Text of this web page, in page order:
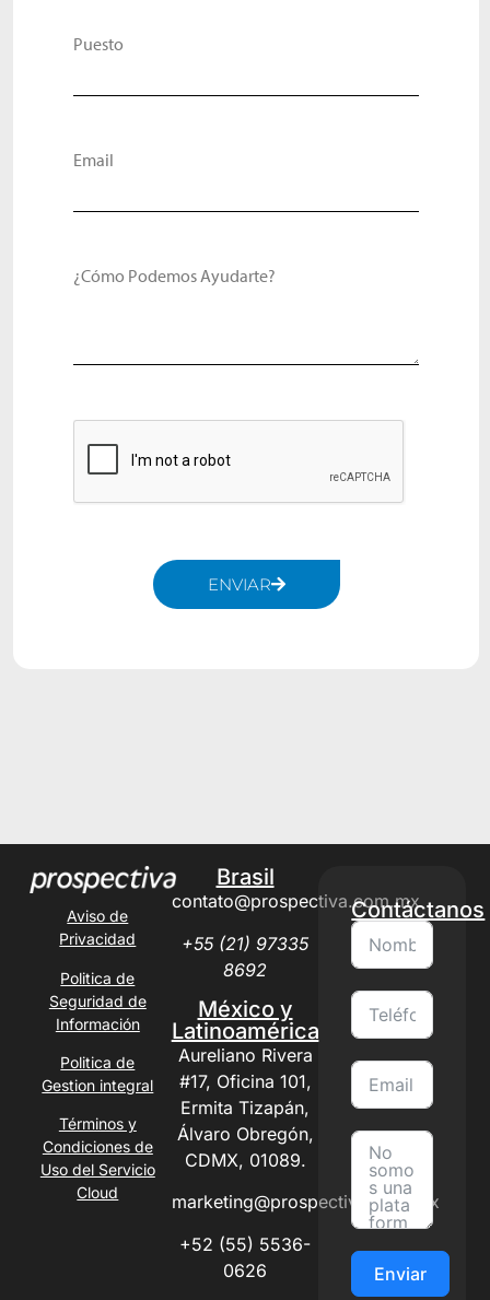
Puesto
Email
¿Cómo Podemos Ayudarte?
ENVIAR
Aviso de
Privacidad
Politica de
Seguridad de
Información
Politica de
Gestion integral
Términos y
Condiciones de
Uso del Servicio
Cloud
Brasil
contato@prospectiva.com.mx
+55 (21) 97335
8692
México y
Latinoamérica
Aureliano Rivera
#17, Oficina 101,
Ermita Tizapán,
Álvaro Obregón,
CDMX, 01089.
marketing@prospectiva.com.mx
+52 (55) 5536-
0626
Contáctanos
Enviar